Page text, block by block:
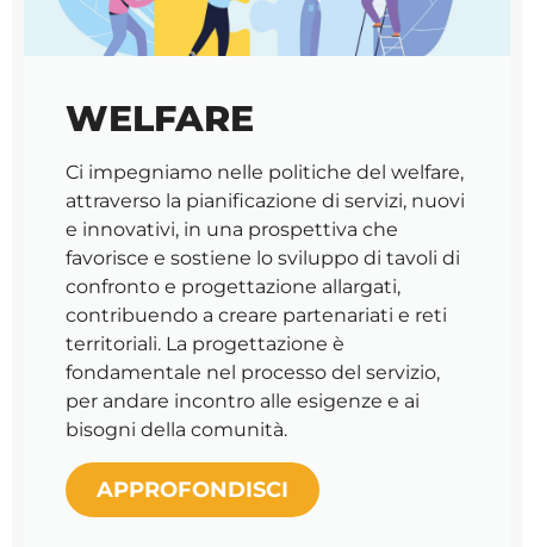
WELFARE
Ci impegniamo nelle politiche del welfare,
attraverso la pianificazione di servizi, nuovi
e innovativi, in una prospettiva che
favorisce e sostiene lo sviluppo di tavoli di
confronto e progettazione allargati,
contribuendo a creare partenariati e reti
territoriali. La progettazione è
fondamentale nel processo del servizio,
per andare incontro alle esigenze e ai
bisogni della comunità.
APPROFONDISCI